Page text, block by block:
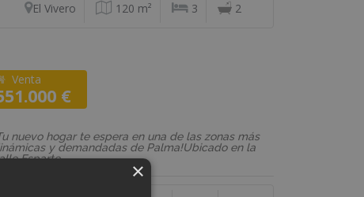
El Vivero 120 m² 3 2
Venta
€
VD620
nuevo hogar te espera en una de las zonas más
y demandadas de Palma!Ubicado en la
Esparte...
×